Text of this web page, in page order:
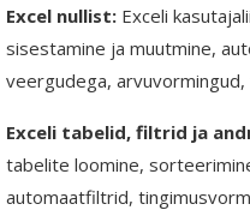
Excel nullist: Exceli
sisestamine ja muutmine,
veergudega,
Exceli tabelid, filtrid ja
tabelite loomine,
automaatfiltrid,